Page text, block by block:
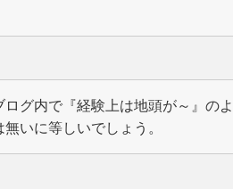
グ内で『経験上は地頭が～』のよ
いに等しいでしょう。